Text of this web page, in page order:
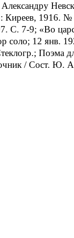
Киреев, 1916.
С. 7-9; «Во
соло; 12 янв.
Поэма
/ Сост. Ю.